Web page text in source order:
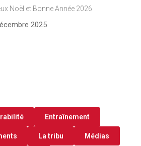
Noël et Bonne Année 2026
2025
Entraînement
La tribu Médias